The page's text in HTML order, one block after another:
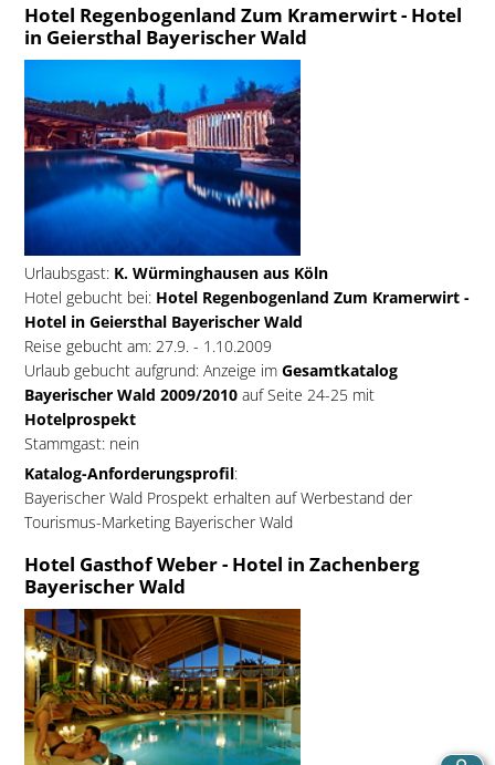
Hotel Regenbogenland Zum Kramerwirt - Hotel
in Geiersthal Bayerischer Wald
Urlaubsgast:K. Würminghausen aus Köln
Hotel gebucht bei:Hotel Regenbogenland Zum Kramerwirt -
Hotel in Geiersthal Bayerischer Wald
Reise gebucht am: 27.9. - 1.10.2009
Urlaub gebucht aufgrund: Anzeige im Gesamtkatalog
Bayerischer Wald 2009/2010auf Seite 24-25 mit
Hotelprospekt
Stammgast: nein
Katalog-Anforderungsprofil:
Bayerischer Wald Prospekt erhalten auf Werbestand der
Tourismus-Marketing Bayerischer Wald
Hotel Gasthof Weber - Hotel in Zachenberg
Bayerischer Wald